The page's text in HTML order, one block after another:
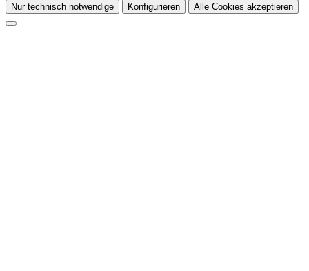
Nur technisch notwendige Konfigurieren Alle Cookies akzeptieren